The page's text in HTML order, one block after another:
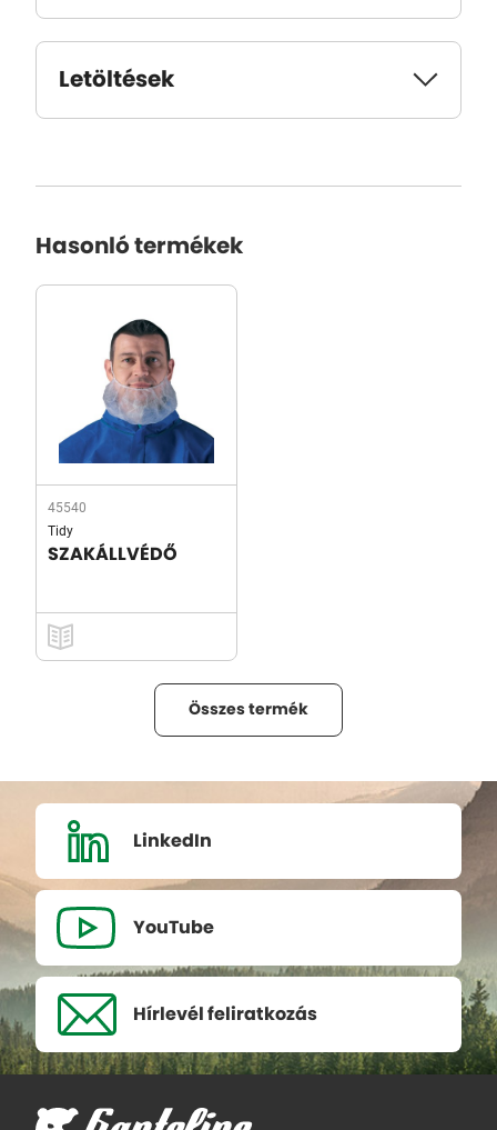
Letöltések
Hasonló termékek
45540
Tidy
SZAKÁLLVÉDŐ
Összes termék
LinkedIn
YouTube
Hírlevél feliratkozás